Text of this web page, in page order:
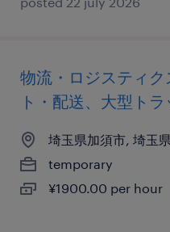
物流・ロジスティ
ト・配送、大型ト
埼玉県加須市, 埼玉県
temporary
¥1900.00 per hour